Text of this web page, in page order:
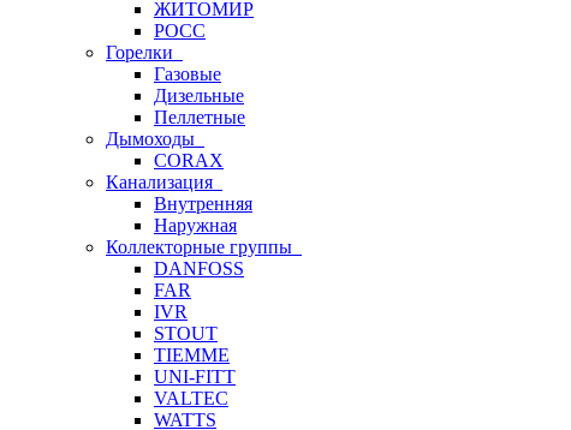
ЖИТОМИР
РОСС
Горелки
Газовые
Дизельные
Пеллетные
Дымоходы
CORAX
Канализация
Внутренняя
Наружная
Коллекторные группы
DANFOSS
FAR
IVR
STOUT
TIEMME
UNI-FITT
VALTEC
WATTS